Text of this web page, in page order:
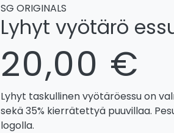
SG ORIGINALS
Lyhyt vyötärö
20,00 €
Lyhyt taskullinen vyötäröessu on
sekä 35% kierrätettyä puuvillaa.
logolla.